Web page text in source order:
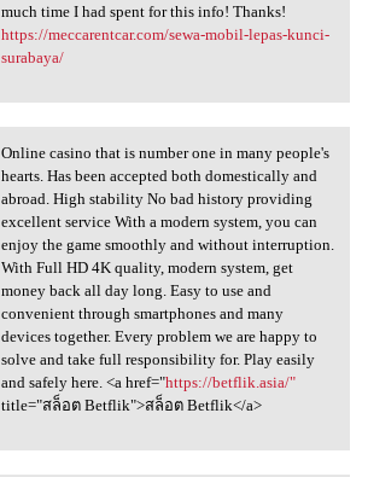
much time I had spent for this info! Thanks!
https://meccarentcar.com/sewa-mobil-lepas-kunci-
surabaya/
casino that is number
Online casino that is number one in many people's
hearts. Has been accepted both domestically and
abroad. High stability No bad history providing
excellent service With a modern system, you can
enjoy the game smoothly and without interruption.
With Full HD 4K quality, modern system, get
money back all day long. Easy to use and
convenient through smartphones and many
devices together. Every problem we are happy to
solve and take full responsibility for. Play easily
and safely here. <a href="https://betflik.asia/"
title="สล็อต Betflik">สล็อต Betflik</a>